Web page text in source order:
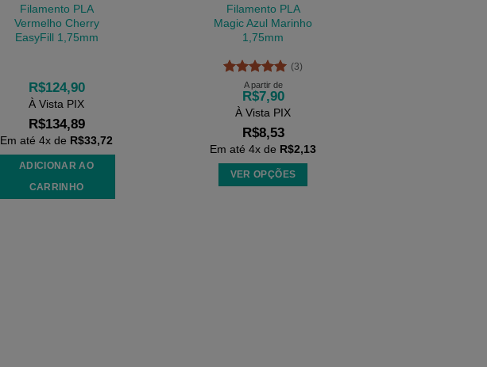
Filamento PLA
Vermelho Cherry
EasyFill 1,75mm
R$124,90
À Vista PIX
R$134,89
Em até 4x de R$33,72
ADICIONAR AO
CARRINHO
Filamento PLA
Magic Azul Marinho
1,75mm
Avaliação5
de 5
(3)
A partir de
R$7,90
À Vista PIX
R$8,53
Em até 4x de R$2,13
VER OPÇÕES